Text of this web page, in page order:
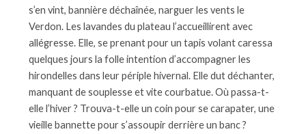
s’en vint, bannière déchaînée, narguer les vents le
Verdon. Les lavandes du plateau l’accueillirent avec
allégresse. Elle, se prenant pour un tapis volant caressa
quelques jours la folle intention d’accompagner les
hirondelles dans leur périple hivernal. Elle dut déchanter,
manquant de souplesse et vite courbatue. Où passa-t-
elle l’hiver ? Trouva-t-elle un coin pour se carapater, une
vieille bannette pour s’assoupir derrière un banc ?